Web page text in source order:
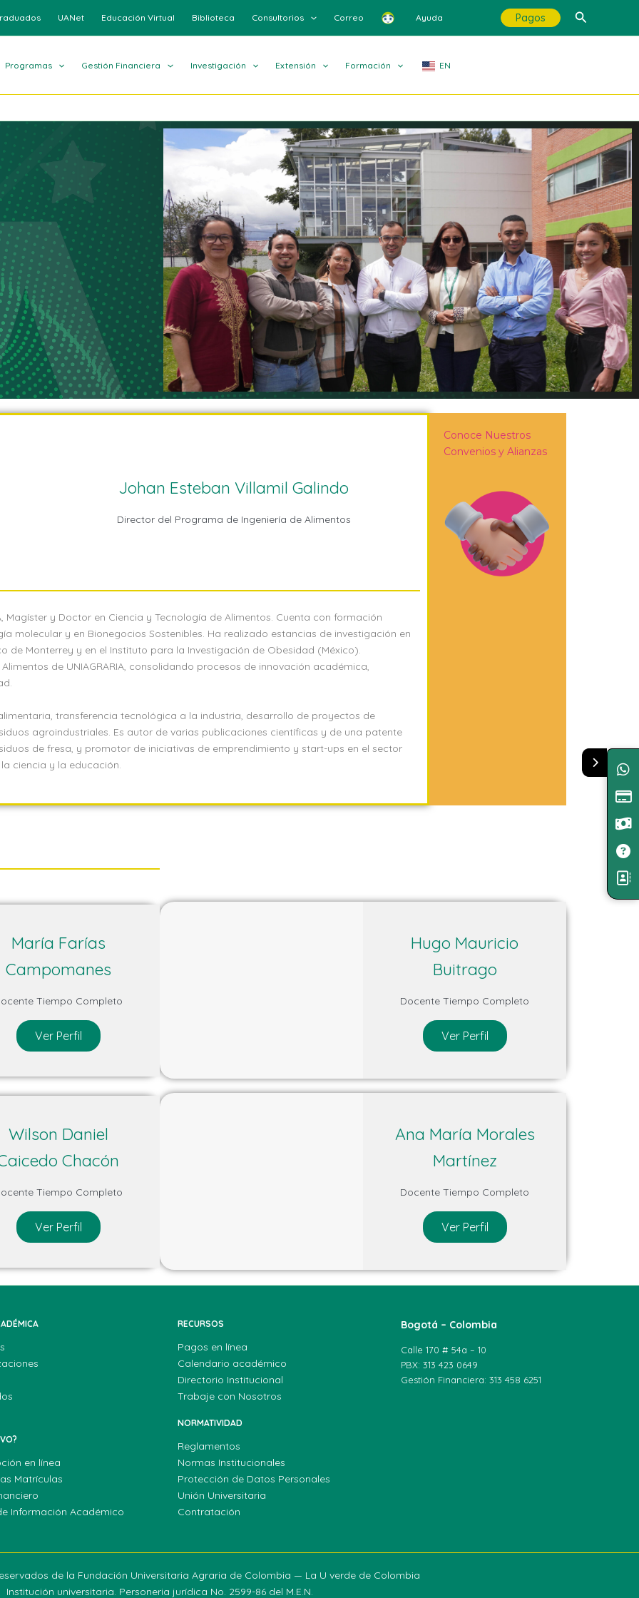
UANet Educación Virtual Biblioteca Consultorios Correo Ayuda Pagos Buscar
Programas Gestión Financiera Investigación Extensión Formación EN
Johan Esteban Villamil Galindo
Director del Programa de Ingeniería de Alimentos
Magíster y Doctor en Ciencia y Tecnología de Alimentos. Cuenta con formación
molecular y en Bionegocios Sostenibles. Ha realizado estancias de investigación en
de Monterrey y en el Instituto para la Investigación de Obesidad (México).
de UNIAGRARIA, consolidando procesos de innovación académica,
transferencia tecnológica a la industria, desarrollo de proyectos de
agroindustriales. Es autor de varias publicaciones científicas y de una patente
de fresa, y promotor de iniciativas de emprendimiento y start-ups en el sector
ciencia y la educación.
Conoce Nuestros
Convenios y Alianzas
María Farías
Campomanes
Tiempo Completo
Ver Perfil
Hugo Mauricio
Buitrago
Docente Tiempo Completo
Ver Perfil
Wilson Daniel
Chacón
Tiempo Completo
Ver Perfil
Ana María Morales
Martínez
Docente Tiempo Completo
Ver Perfil
en línea
Matrículas
Información Académico
RECURSOS
Pagos en línea
Calendario académico
Directorio Institucional
Trabaje con Nosotros
NORMATIVIDAD
Reglamentos
Normas Institucionales
Protección de Datos Personales
Unión Universitaria
Contratación
Bogotá – Colombia
Calle 170 # 54a – 10
PBX: 313 423 0649
Gestión Financiera: 313 458 6251
de la Fundación Universitaria Agraria de Colombia — La U verde de Colombia
Institución universitaria. Personeria jurídica No. 2599-86 del M.E.N.